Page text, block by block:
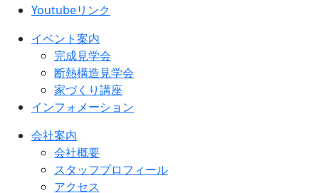
Youtubeリンク
イベント案内
完成見学会
断熱構造見学会
家づくり講座
インフォメーション
会社案内
会社概要
スタッフプロフィール
アクセス